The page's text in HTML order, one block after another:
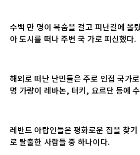
수백 만 명이 목숨을 걸고 피난길에 올
아 도시를 떠나 주변 국 가로 피신했다.
해외로 떠난 난민들은 주로 인접 국가
명 가량이 레바논, 터키, 요르단 등에
레반트 아랍인들은 평화로운 집을 찾
로 탈출한 사람들 중 하나이다.